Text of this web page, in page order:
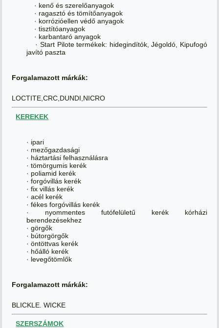
· kenő és szerelőanyagok
· ragasztó és tömítőanyagok
· korrózióellen védő anyagok
· tisztítóanyagok
· karbantaró anyagok
· Start Pilote termékek: hidegindítók, Jégoldó, Kipufogó
javító paszta
Forgalamazott márkák:
LOCTITE,CRC,DUNDI,NICRO
KEREKEK
· ipari
· mezőgazdasági
· háztartási felhasználásra
· tömörgumis kerék
· poliamid kerék
· forgóvillás kerék
· fix villás kerék
· acél kerék
· fékes forgóvillás kerék
· nyommentes futófelületű kerék kórházi
berendezésekhez
· görgők
· bútorgörgők
· öntöttvas kerék
· hőálló kerék
· levegőtömlők
Forgalamazott márkák:
BLICKLE. WICKE
SZERSZÁMOK